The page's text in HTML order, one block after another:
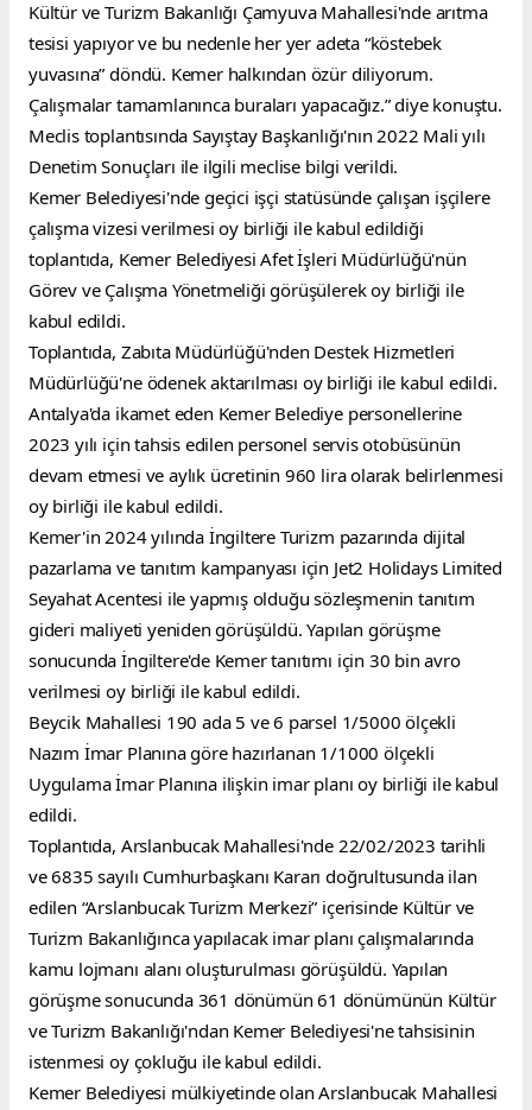
Kültür ve Turizm Bakanlığı Çamyuva Mahallesi'nde arıtma
tesisi yapıyor ve bu nedenle her yer adeta “köstebek
yuvasına” döndü. Kemer halkından özür diliyorum.
Çalışmalar tamamlanınca buraları yapacağız.” diye konuştu.
Meclis toplantısında Sayıştay Başkanlığı'nın 2022 Mali yılı
Denetim Sonuçları ile ilgili meclise bilgi verildi.
Kemer Belediyesi'nde geçici işçi statüsünde çalışan işçilere
çalışma vizesi verilmesi oy birliği ile kabul edildiği
toplantıda, Kemer Belediyesi Afet İşleri Müdürlüğü'nün
Görev ve Çalışma Yönetmeliği görüşülerek oy birliği ile
kabul edildi.
Toplantıda, Zabıta Müdürlüğü'nden Destek Hizmetleri
Müdürlüğü'ne ödenek aktarılması oy birliği ile kabul edildi.
Antalya'da ikamet eden Kemer Belediye personellerine
2023 yılı için tahsis edilen personel servis otobüsünün
devam etmesi ve aylık ücretinin 960 lira olarak belirlenmesi
oy birliği ile kabul edildi.
Kemer'in 2024 yılında İngiltere Turizm pazarında dijital
pazarlama ve tanıtım kampanyası için Jet2 Holidays Limited
Seyahat Acentesi ile yapmış olduğu sözleşmenin tanıtım
gideri maliyeti yeniden görüşüldü. Yapılan görüşme
sonucunda İngiltere'de Kemer tanıtımı için 30 bin avro
verilmesi oy birliği ile kabul edildi.
Beycik Mahallesi 190 ada 5 ve 6 parsel 1/5000 ölçekli
Nazım İmar Planına göre hazırlanan 1/1000 ölçekli
Uygulama İmar Planına ilişkin imar planı oy birliği ile kabul
edildi.
Toplantıda, Arslanbucak Mahallesi'nde 22/02/2023 tarihli
ve 6835 sayılı Cumhurbaşkanı Kararı doğrultusunda ilan
edilen “Arslanbucak Turizm Merkezi” içerisinde Kültür ve
Turizm Bakanlığınca yapılacak imar planı çalışmalarında
kamu lojmanı alanı oluşturulması görüşüldü. Yapılan
görüşme sonucunda 361 dönümün 61 dönümünün Kültür
ve Turizm Bakanlığı'ndan Kemer Belediyesi'ne tahsisinin
istenmesi oy çokluğu ile kabul edildi.
Kemer Belediyesi mülkiyetinde olan Arslanbucak Mahallesi